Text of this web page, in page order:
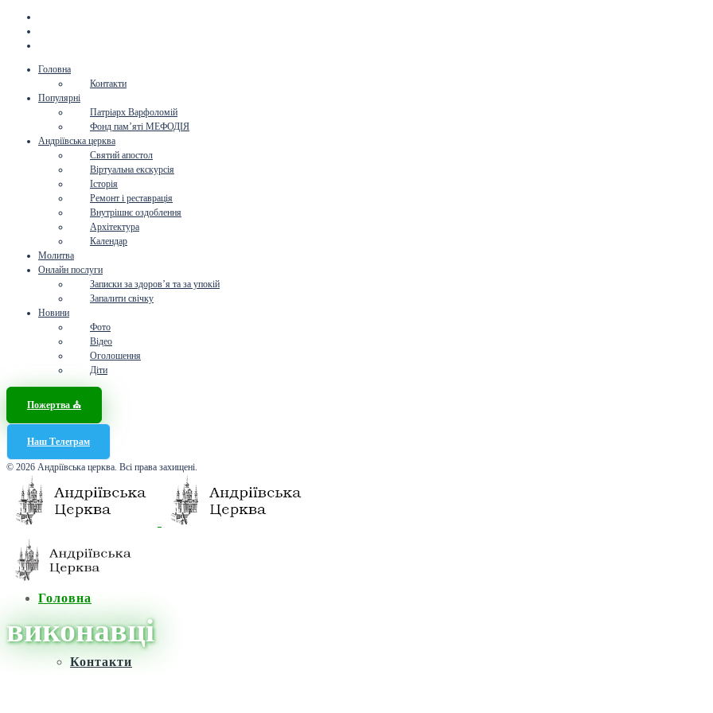
Головна
Контакти
Популярні
Патріарх Варфоломій
Фонд пам’яті МЕФОДІЯ
Андріївська церква
Святий апостол
Віртуальна екскурсія
Історія
Ремонт і реставрація
Внутрішнє оздоблення
Архітектура
Календар
Молитва
Онлайн послуги
Записки за здоров’я та за упокій
Запалити свічку
Новини
Фото
Відео
Оголошення
Діти
Пожертва ⛪️
Наш Телеграм
© 2026 Андріївська церква. Всі права захищені.
Головна
Контакти
виконавці